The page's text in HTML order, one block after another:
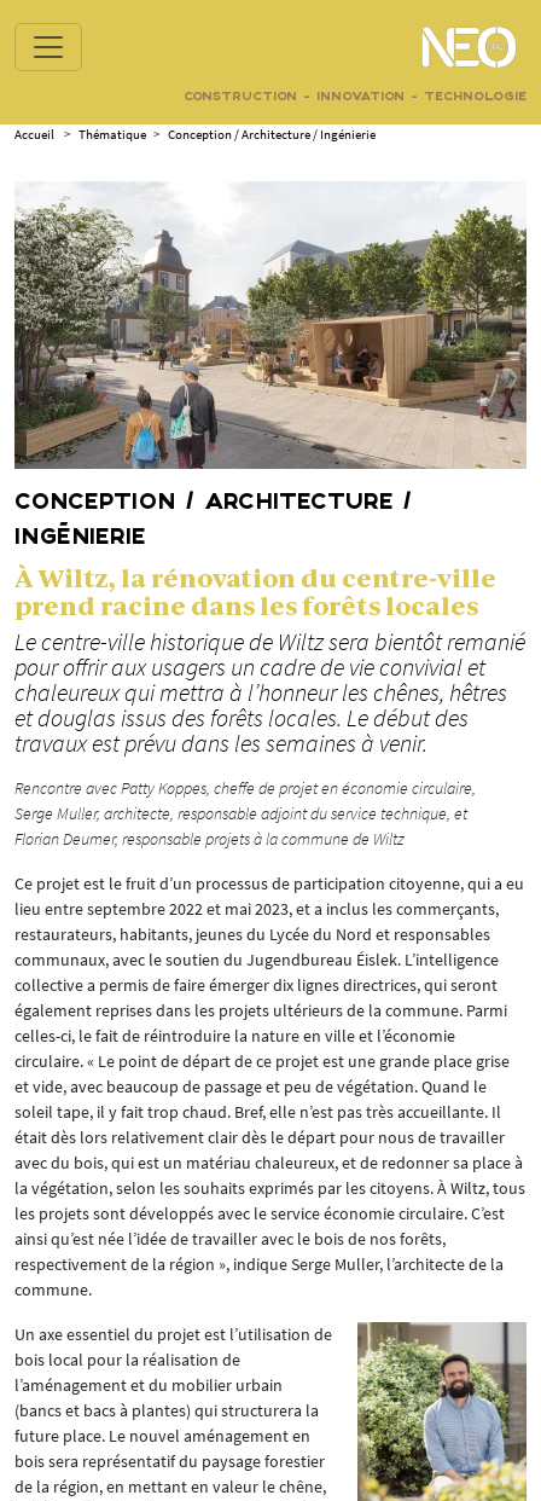
CONSTRUCTION - INNOVATION - TECHNOLOGIE
Accueil > Thématique > Conception / Architecture / Ingénierie
CONCEPTION / ARCHITECTURE /
INGÉNIERIE
À Wiltz, la rénovation du centre-ville
prend racine dans les forêts locales
Le centre-ville historique de Wiltz sera bientôt remanié
pour offrir aux usagers un cadre de vie convivial et
chaleureux qui mettra à l’honneur les chênes, hêtres
et douglas issus des forêts locales. Le début des
travaux est prévu dans les semaines à venir.
Rencontre avec Patty Koppes, cheffe de projet en économie circulaire,
Serge Muller, architecte, responsable adjoint du service technique, et
Florian Deumer, responsable projets à la commune de Wiltz
Ce projet est le fruit d’un processus de participation citoyenne, qui a eu
lieu entre septembre 2022 et mai 2023, et a inclus les commerçants,
restaurateurs, habitants, jeunes du Lycée du Nord et responsables
communaux, avec le soutien du Jugendbureau Éislek. L’intelligence
collective a permis de faire émerger dix lignes directrices, qui seront
également reprises dans les projets ultérieurs de la commune. Parmi
celles-ci, le fait de réintroduire la nature en ville et l’économie
circulaire. « Le point de départ de ce projet est une grande place grise
et vide, avec beaucoup de passage et peu de végétation. Quand le
soleil tape, il y fait trop chaud. Bref, elle n’est pas très accueillante. Il
était dès lors relativement clair dès le départ pour nous de travailler
avec du bois, qui est un matériau chaleureux, et de redonner sa place à
la végétation, selon les souhaits exprimés par les citoyens. À Wiltz, tous
les projets sont développés avec le service économie circulaire. C’est
ainsi qu’est née l’idée de travailler avec le bois de nos forêts,
respectivement de la région », indique Serge Muller, l’architecte de la
commune.
Un axe essentiel du projet est l’utilisation de
bois local pour la réalisation de
l’aménagement et du mobilier urbain
(bancs et bacs à plantes) qui structurera la
future place. Le nouvel aménagement en
bois sera représentatif du paysage forestier
de la région, en mettant en valeur le chêne,